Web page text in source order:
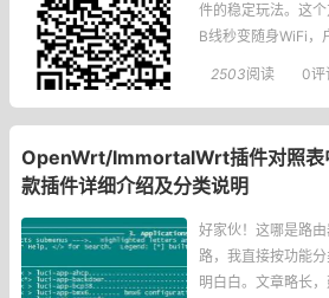
件的稳定玩法。这
B线秒变随身WiFi，
下面直接上干货！
择： -自带
2503阅读 0评
​OpenWrt/ImmortalWrt插件对照表
款插件详细介绍及分类说明
好家伙！这哪是路
路，我直接按功能
明白白。文章略长